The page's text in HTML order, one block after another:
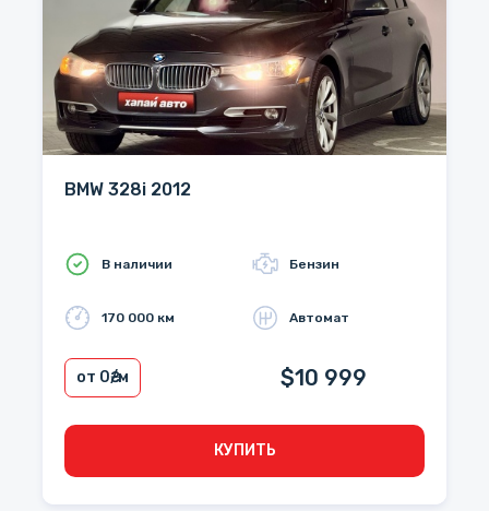
BMW 328i 2012
В наличии Бензин
170 000 км Автомат
от 0₴/м $10 999
КУПИТЬ